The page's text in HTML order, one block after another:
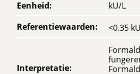
Eenheid:
kU/L
Referentiewaarden: <0.35
Interpretatie: